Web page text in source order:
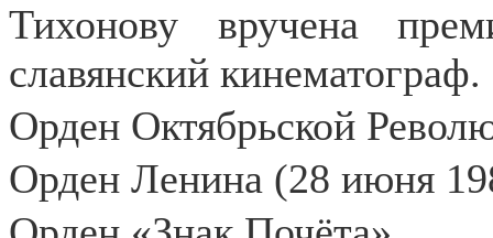
Тихонову вручена
славянский кинематограф.
Орден Октябрьской
Орден Ленина (28 июня